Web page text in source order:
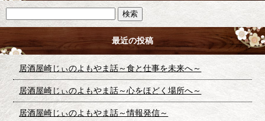
最近の投稿
居酒屋崎じぃのよもやま話～食と仕事を未来へ～
居酒屋崎じぃのよもやま話～心をほどく場所へ～
居酒屋崎じぃのよもやま話～情報発信～